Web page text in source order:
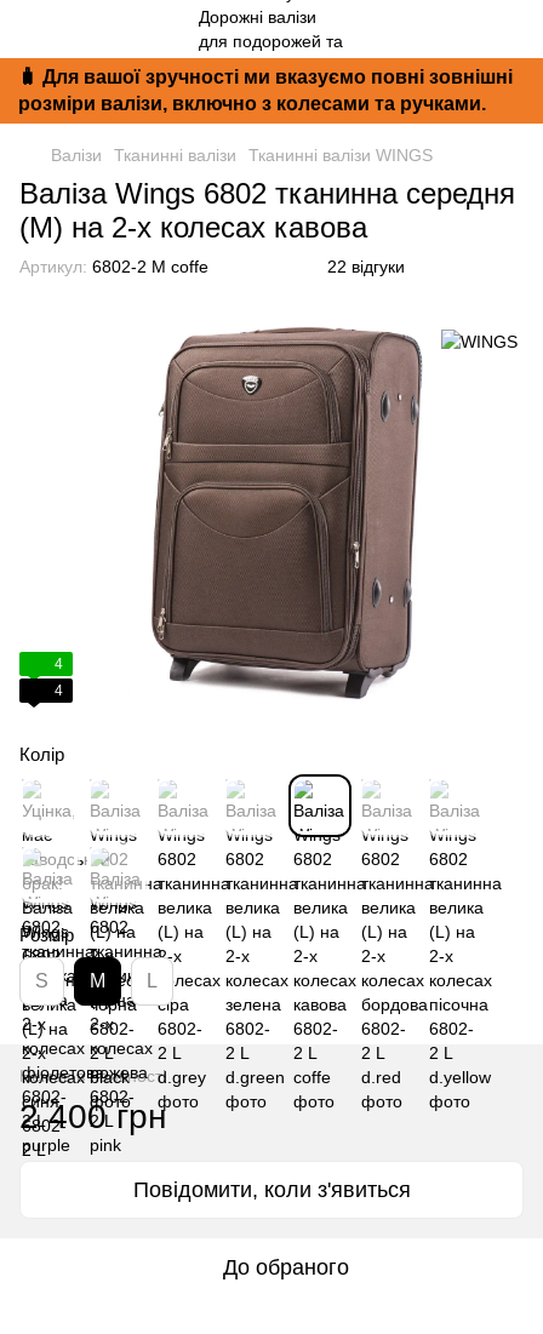
🧳 Для вашої зручності ми вказуємо повні зовнішні
розміри валізи, включно з колесами та ручками.
Валізи Тканинні валізи Тканинні валізи WINGS
Валіза Wings 6802 тканинна середня
(M) на 2-х колесах кавова
Артикул: 6802-2 M coffe 22 відгуки
4
4
Колір
Розмір
S M L
Немає в наявності
2 400 грн
Повідомити, коли з'явиться
До обраного